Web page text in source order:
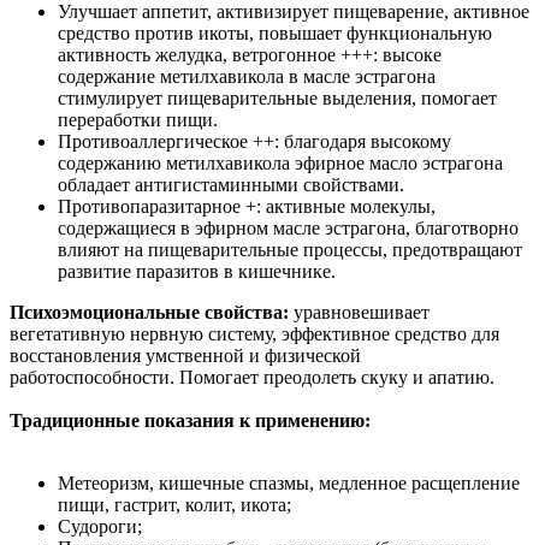
Улучшает аппетит, активизирует пищеварение, активное
средство против икоты, повышает функциональную
активность желудка, ветрогонное +++: высоке
содержание метилхавикола в масле эстрагона
стимулирует пищеварительные выделения, помогает
переработки пищи.
Противоаллергическое ++: благодаря высокому
содержанию метилхавикола эфирное масло эстрагона
обладает антигистаминными свойствами.
Противопаразитарное +: активные молекулы,
содержащиеся в эфирном масле эстрагона, благотворно
влияют на пищеварительные процессы, предотвращают
развитие паразитов в кишечнике.
Психоэмоциональные свойства: уравновешивает
вегетативную нервную систему, эффективное средство для
восстановления умственной и физической
работоспособности. Помогает преодолеть скуку и апатию.
Традиционные показания к применению:
Метеоризм, кишечные спазмы, медленное расщепление
пищи, гастрит, колит, икота;
Судороги;